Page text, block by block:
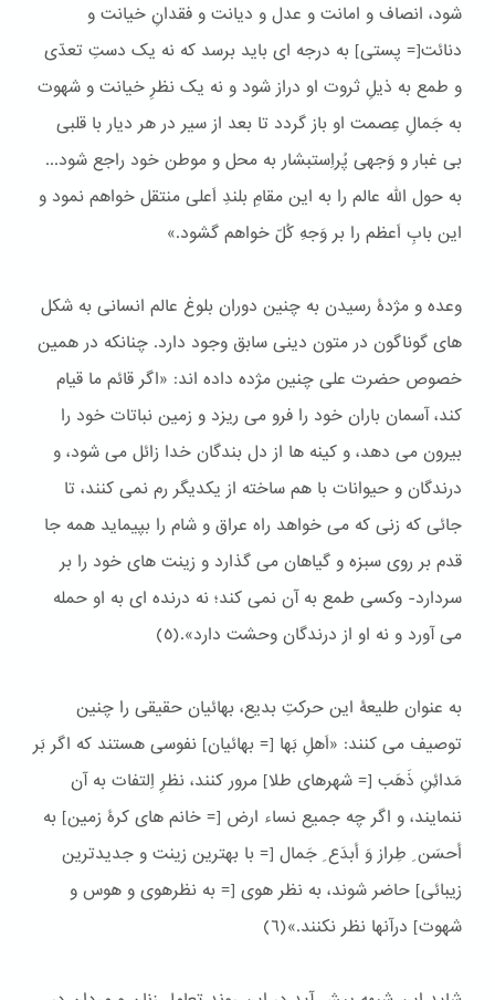
شود، انصاف و امانت و عدل و دیانت و فقدانِ خیانت و
دنائت[= پستی] به درجه ای باید برسد که نه یک دستِ تعدّی
و طمع به ذیلِ ثروت او دراز شود و نه یک نظرِ خیانت و شهوت
به جَمالِ عِصمت او باز گردد تا بعد از سیر در هر دیار با قلبی
بی غبار و وَجهی پُراِستبشار به محل و موطن خود راجع شود...
به حول الله عالم را به این مقامِ بلندِ اَعلی منتقل خواهم نمود و
این بابِ اَعظم را بر وَجهِ کُلّ خواهم گشود.»
وعده و مژدۀ رسیدن به چنین دوران بلوغ عالم انسانی به شکل
های گوناگون در متون دینی سابق وجود دارد. چنانکه در همین
خصوص حضرت علی چنین مژده داده اند: «اگر قائم ما قیام
كند، آسمان باران خود را فرو می ریزد و زمین نباتات خود را
بیرون می دهد، و كینه ها از دل بندگان خدا زائل می شود، و
درندگان و حیوانات با هم ساخته از یكدیگر رم نمی كنند، تا
جائی كه زنی كه می خواهد راه عراق و شام را بپیماید همه جا
قدم بر روی سبزه و گیاهان می گذارد و زینت های خود را بر
سردارد- وكسی طمع به آن نمی كند؛ نه درنده ای به او حمله
می آورد و نه او از درندگان وحشت دارد».(٥)
به عنوان طلیعۀ این حرکتِ بدیع، بهائیان حقیقی را چنین
توصیف می کنند: «اَهلِ بَها [= بهائیان] نفوسی هستند كه اگر بَر
مَدائِنِ ذَهَب [= شهرهای طلا] مرور كنند، نظرِ اِلتفات به آن
ننمایند، و اگر چه جمیع نساء ارض [= خانم های كرۀ زمین] به
أحسَن ِ طِراز وَ أبدَع ِ جَمال [= با بهترین زینت و جدیدترین
زیبائی] حاضر شوند، به نظر هوی [= به نظرهوی و هوس و
شهوت] درآنها نظر نكنند.»(٦)